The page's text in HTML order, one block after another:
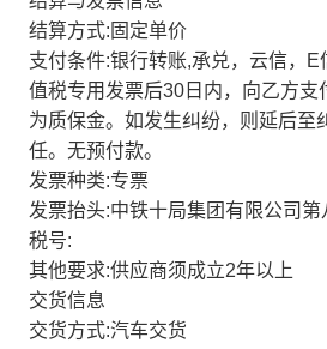
结算方式:固定单价
支付条件:银行转账,承兑，云信，
值税专用发票后30日内，向乙方
为质保金。如发生纠纷，则延后
任。无预付款。
发票种类:专票
发票抬头:中铁十局集团有限公司第
税号:
其他要求:供应商须成立2年以上
交货信息
交货方式:汽车交货